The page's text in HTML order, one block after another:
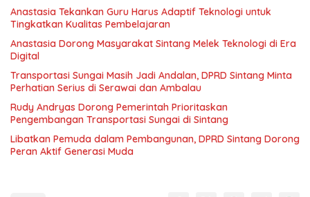
Anastasia Tekankan Guru Harus Adaptif Teknologi untuk
Tingkatkan Kualitas Pembelajaran
Anastasia Dorong Masyarakat Sintang Melek Teknologi di Era
Digital
Transportasi Sungai Masih Jadi Andalan, DPRD Sintang Minta
Perhatian Serius di Serawai dan Ambalau
Rudy Andryas Dorong Pemerintah Prioritaskan
Pengembangan Transportasi Sungai di Sintang
Libatkan Pemuda dalam Pembangunan, DPRD Sintang Dorong
Peran Aktif Generasi Muda